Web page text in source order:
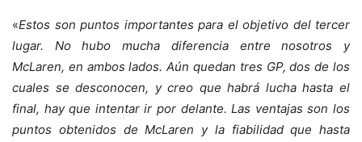
«Estos son puntos importantes para el objetivo del tercer
lugar. No hubo mucha diferencia entre nosotros y
McLaren, en ambos lados. Aún quedan tres GP, dos de los
cuales se desconocen, y creo que habrá lucha hasta el
final, hay que intentar ir por delante. Las ventajas son los
puntos obtenidos de McLaren y la fiabilidad que hasta